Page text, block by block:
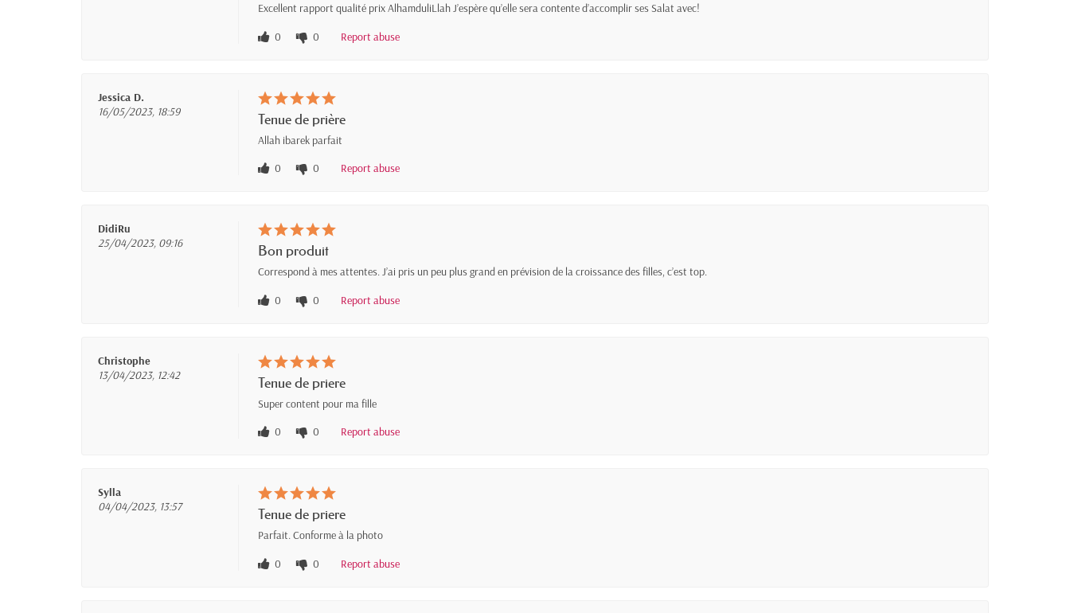
Excellent rapport qualité prix AlhamduliLlah J’espère qu’elle sera contente d’accomplir ses Salat avec!
0
0 Report abuse
Jessica D.
16/05/2023, 18:59
Tenue de prière
Allah ibarek parfait
0
0 Report abuse
DidiRu
25/04/2023, 09:16
Bon produit
Correspond à mes attentes. J’ai pris un peu plus grand en prévision de la croissance des filles, c’est top.
0
0 Report abuse
Christophe
13/04/2023, 12:42
Tenue de priere
Super content pour ma fille
0
0 Report abuse
Sylla
04/04/2023, 13:57
Tenue de priere
Parfait. Conforme à la photo
0
0 Report abuse